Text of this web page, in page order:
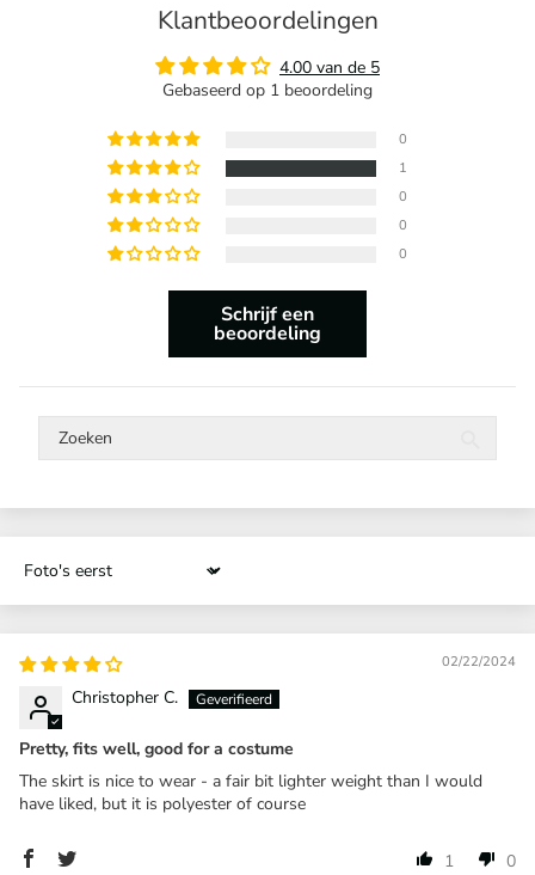
Klantbeoordelingen
4.00 van de 5
Gebaseerd op 1 beoordeling
0
1
0
0
0
Schrijf een
beoordeling
Sort by
02/22/2024
Christopher C.
Pretty, fits well, good for a costume
The skirt is nice to wear - a fair bit lighter weight than I would
have liked, but it is polyester of course
1 0